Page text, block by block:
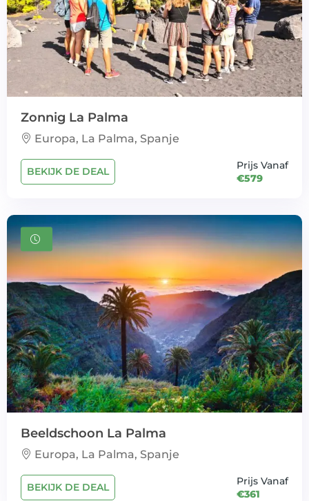
Zonnig La Palma
Europa, La Palma, Spanje
BEKIJK DE DEAL
Prijs Vanaf
€579
Beeldschoon La Palma
Europa, La Palma, Spanje
BEKIJK DE DEAL
Prijs Vanaf
€361